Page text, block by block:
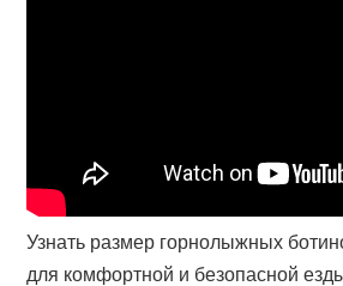
Узнать размер горнолыжных
для комфортной и безопасной